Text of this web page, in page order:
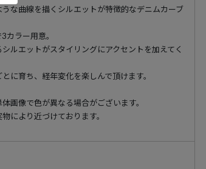
な曲線を描くシルエットが特徴的なデニムカーブ
カラー用意。
ルエットがスタイリングにアクセントを加えてく
に育ち、経年変化を楽しんで頂けます。
画像で色が異なる場合がございます。
により近づけております。